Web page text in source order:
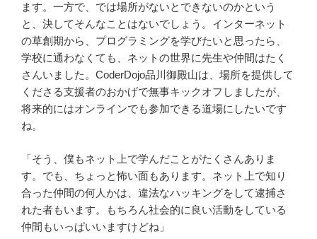
ます。一方で、では場所がないとできないのかという
と、決してそんなことはないでしょう。インターネット
の草創期から、プログラミングを学びたいと思ったら、
学校に通わなくても、ネットの世界に先生や仲間はたく
さんいました。CoderDojo品川御殿山は、場所を提供して
くださる支援者のおかげで無事キックオフしましたが、
将来的にはオンラインでも参加できる道場にしたいです
ね。
「そう、僕もネット上で学んだことがたくさんありま
す。でも、ちょっと怖い面もあります。ネット上で知り
合った仲間の何人かは、違法なハッキングをして逮捕さ
れた者もいます。もちろん社会的に良い活動をしている
仲間もいっぱいいますけどね」